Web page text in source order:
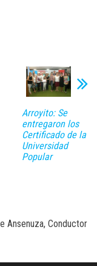
Arroyito: Se
entregaron los
Certificado de la
Universidad
Popular
Ansenuza, Conductor